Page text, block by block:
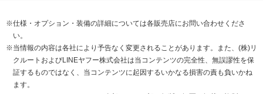
※仕様・オプション・装備の詳細については各販売店にお問い合わせくださ
い。
※当情報の内容は各社により予告なく変更されることがあります。また、(株)リ
クルートおよびLINEヤフー株式会社は当コンテンツの完全性、無誤謬性を保
証するものではなく、当コンテンツに起因するいかなる損害の責も負いかね
ます。